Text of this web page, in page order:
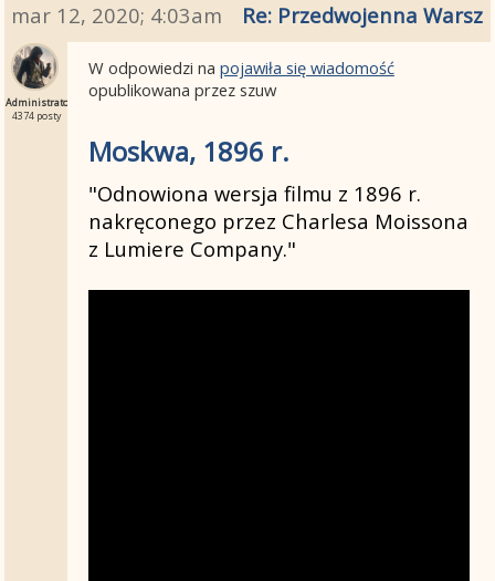
mar 12, 2020; 4:03am
Re: Przedwojenna
Administrator
4374 posty
W odpowiedzi na pojawiła się wiadomość
opublikowana przez szuw
Moskwa, 1896 r.
"Odnowiona wersja filmu z 1896 r.
nakręconego przez Charlesa Moissona
z Lumiere Company."